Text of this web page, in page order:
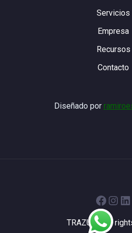
Servicios
Empresa
Recursos
Contacto
Diseñado por
TRAZUR - All